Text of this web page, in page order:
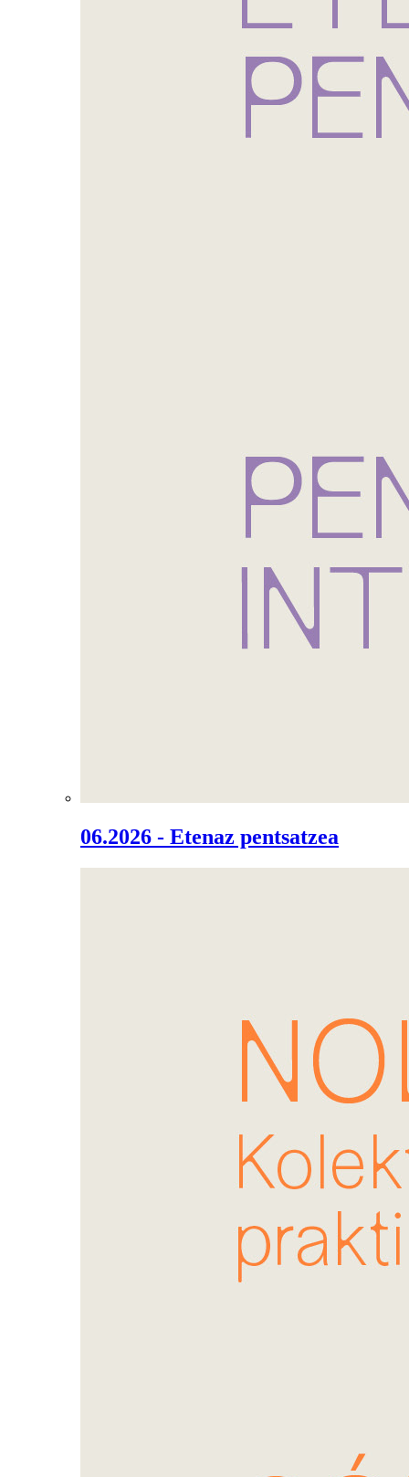
06.2026 - Etenaz pentsatzea